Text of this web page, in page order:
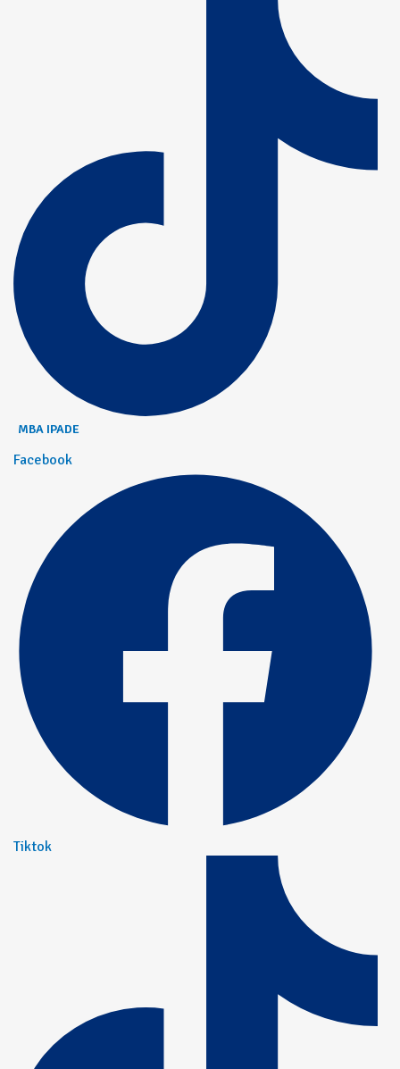
MBA IPADE
Facebook
Tiktok